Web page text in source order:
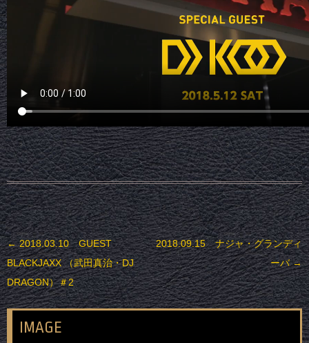
投稿ナビゲーション
←2018.03.10 GUEST
BLACKJAXX （武田真治・DJ
DRAGON）＃2
2018.09.15 ナジャ・グランディ
ーバ→
IMAGE